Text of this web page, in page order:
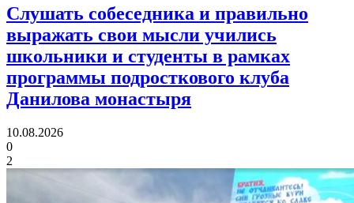
Слушать собеседника и правильно
выражать свои мысли учились
школьники и студенты в рамках
программы подросткового клуба
Данилова монастыря
10.08.2026
0
2